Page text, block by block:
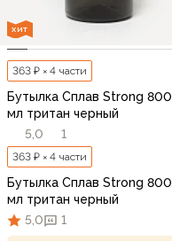
ХИТ
363 ₽ × 4 части
Бутылка Сплав Strong 800
мл тритан черный
5,0
1
363 ₽ × 4 части
Бутылка Сплав Strong 800
мл тритан черный
5,0
1